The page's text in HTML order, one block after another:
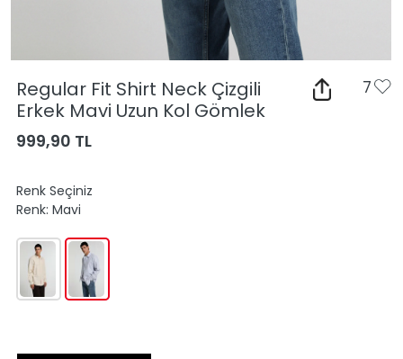
Regular Fit Shirt Neck Çizgili
Erkek Mavi Uzun Kol Gömlek
7
999,90 TL
Renk Seçiniz
Renk: Mavi